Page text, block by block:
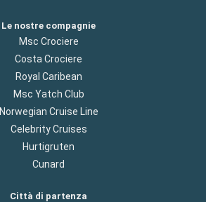
Le nostre compagnie
Msc Crociere
Costa Crociere
Royal Caribean
Msc Yatch Club
Norwegian Cruise Line
Celebrity Cruises
Hurtigruten
Cunard
Città di partenza